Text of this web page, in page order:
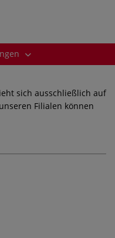
sich ausschließlich auf
Filialen können